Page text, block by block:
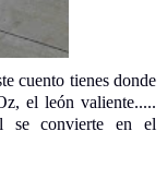
cuento tienes donde
el león valiente.....
se convierte en el